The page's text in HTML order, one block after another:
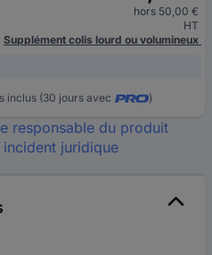
hors 50,00 €
HT
Supplément colis lourd ou volumineux
inclus (30 jours avec )
responsable du produit
incident juridique